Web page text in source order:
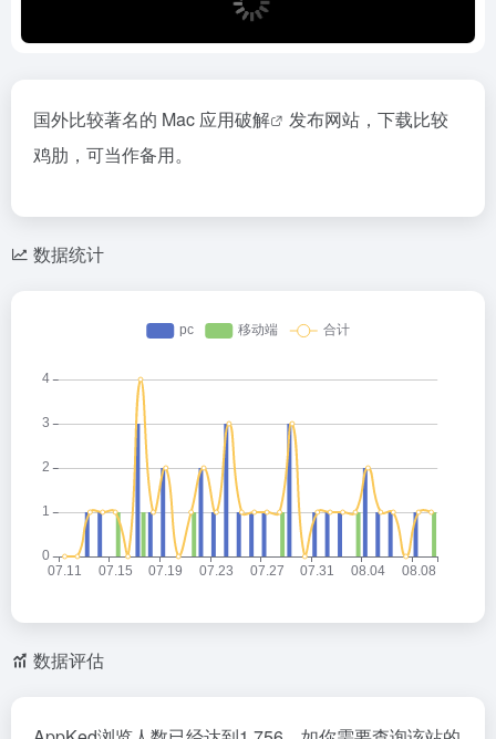
国外比较著名的 Mac 应用破解
发布网站，下载比较
鸡肋，可当作备用。
数据统计
数据评估